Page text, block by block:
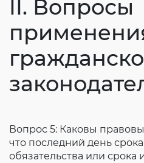
II. Вопросы
Вопрос 5: Каковы
что последний день
обязательства или срока